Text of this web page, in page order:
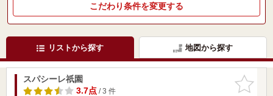
こだわり条件を変更する
リストから探す 地図から探す
お気に入
りに追加
スパシーレ祇園
3.7点/ 3 件